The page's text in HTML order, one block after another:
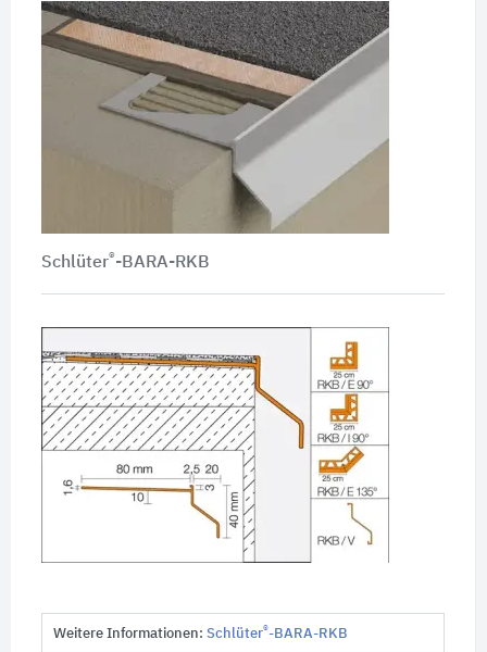
Schlüter®-BARA-RKB
Weitere Informationen: Schlüter®-BARA-RKB